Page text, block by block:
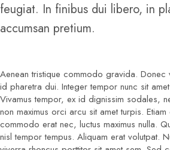
feugiat. In finibus dui libero, in
accumsan pretium.
Aenean tristique commodo gravida. Donec
id pharetra dui. Integer tempor nunc sit
Vivamus tempor, ex id dignissim sodales,
non maximus orci arcu sit amet turpis.
commodo erat nec, luctus maximus nulla.
nisl tempor tempus. Aliquam erat volutpat.